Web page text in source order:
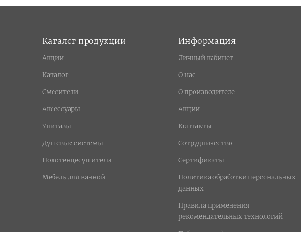
Каталог продукции
Акции
Каталог
Смесители
Аксессуары
Унитазы
Душевые системы
Полотенцесушители
Мебель для ванной
Информация
Личный кабинет
О нас
О производителе
Акции
Контакты
Сотрудничество
Сертификаты
Политика обработки персональных
данных
Правила применения
рекомендательных технологий